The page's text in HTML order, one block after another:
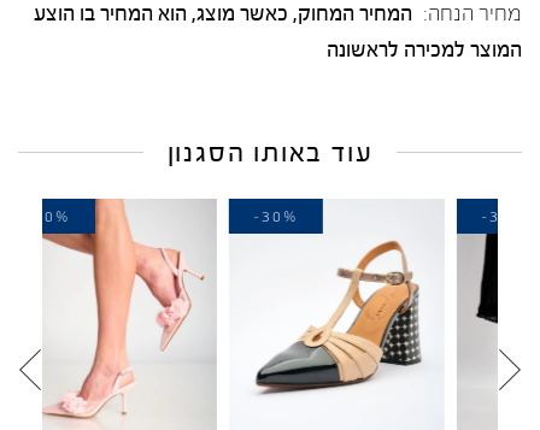
מחיר הנחה: המחיר המחוק, כאשר מוצג, הוא המחיר בו הוצע
המוצר למכירה לראשונה
עוד באותו הסגנון